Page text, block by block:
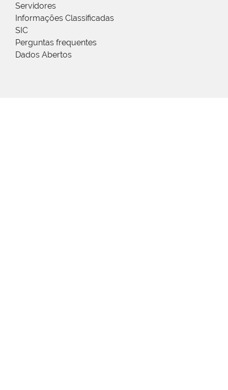
Servidores
Informações Classificadas
SIC
Perguntas frequentes
Dados Abertos